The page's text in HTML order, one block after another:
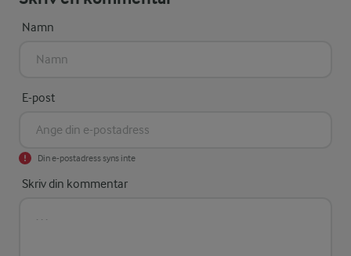
Namn
E-post
Din e-postadress syns inte
Skriv din kommentar